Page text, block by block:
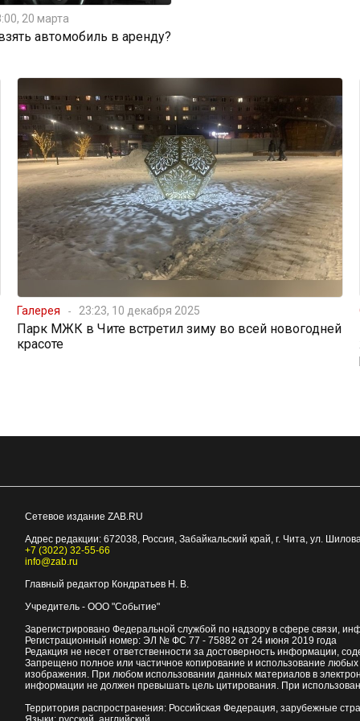
20 марта
автомобиль в аренду?
Галерея 23:23, 10 декабря 2025
Парк МЖК в Чите встретил зиму во всей новогодней
красоте
Сетевое издание ZAB.RU
Адрес редакции: 672038, Россия, Забайкальский край, г. Чита, ул.
+7 (3022) 32-55-66
info@zab.ru
Главный редактор Кондратьев Н. В.
Учредитель - ООО "Событие"
Зарегистрировано Федеральной службой по надзору в сфере связи,
Регистрационный номер: ЭЛ № ФС 77 - 75882 от 24 июня 2019 года
Редакция не несет ответственности за достоверность информации,
Запрещено полное или частичное копирование и использование
изображения. При любом использовании данных материалов в
информации не должен превышать цель цитирования. При
Территория распространения: Российская Федерация, зарубежные